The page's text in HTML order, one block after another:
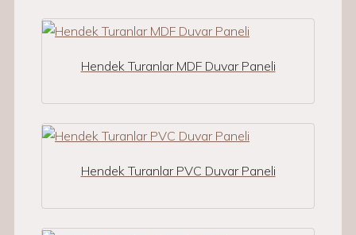
Hendek Turanlar MDF Duvar Paneli
Hendek Turanlar PVC Duvar Paneli